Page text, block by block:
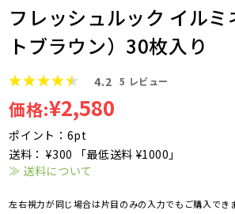
フレッシュルック イルミ
トブラウン）30枚入り
4.2 5 レビュー
価格:¥2,580
ポイント：6pt
送料： ¥300 「最低送料 ¥1000」
≫ 送料について
左右視力が同じ場合は片目のみの入力でもご購入でき